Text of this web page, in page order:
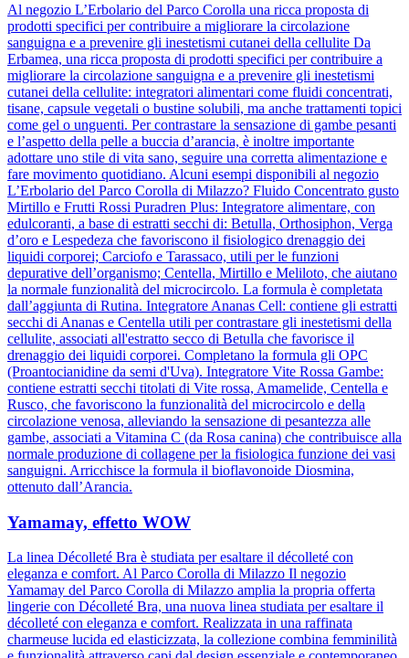
Al negozio L’Erbolario del Parco Corolla una ricca proposta di
prodotti specifici per contribuire a migliorare la circolazione
sanguigna e a prevenire gli inestetismi cutanei della cellulite Da
Erbamea, una ricca proposta di prodotti specifici per contribuire a
migliorare la circolazione sanguigna e a prevenire gli inestetismi
cutanei della cellulite: integratori alimentari come fluidi concentrati,
tisane, capsule vegetali o bustine solubili, ma anche trattamenti topici
come gel o unguenti. Per contrastare la sensazione di gambe pesanti
e l’aspetto della pelle a buccia d’arancia, è inoltre importante
adottare uno stile di vita sano, seguire una corretta alimentazione e
fare movimento quotidiano. Alcuni esempi disponibili al negozio
L’Erbolario del Parco Corolla di Milazzo? Fluido Concentrato gusto
Mirtillo e Frutti Rossi Puradren Plus: Integratore alimentare, con
edulcoranti, a base di estratti secchi di: Betulla, Orthosiphon, Verga
d’oro e Lespedeza che favoriscono il fisiologico drenaggio dei
liquidi corporei; Carciofo e Tarassaco, utili per le funzioni
depurative dell’organismo; Centella, Mirtillo e Meliloto, che aiutano
la normale funzionalità del microcircolo. La formula è completata
dall’aggiunta di Rutina. Integratore Ananas Cell: contiene gli estratti
secchi di Ananas e Centella utili per contrastare gli inestetismi della
cellulite, associati all'estratto secco di Betulla che favorisce il
drenaggio dei liquidi corporei. Completano la formula gli OPC
(Proantocianidine da semi d'Uva). Integratore Vite Rossa Gambe:
contiene estratti secchi titolati di Vite rossa, Amamelide, Centella e
Rusco, che favoriscono la funzionalità del microcircolo e della
circolazione venosa, alleviando la sensazione di pesantezza alle
gambe, associati a Vitamina C (da Rosa canina) che contribuisce alla
normale produzione di collagene per la fisiologica funzione dei vasi
sanguigni. Arricchisce la formula il bioflavonoide Diosmina,
ottenuto dall’Arancia.
Yamamay, effetto WOW
La linea Décolleté Bra è studiata per esaltare il décolleté con
eleganza e comfort. Al Parco Corolla di Milazzo Il negozio
Yamamay del Parco Corolla di Milazzo amplia la propria offerta
lingerie con Décolleté Bra, una nuova linea studiata per esaltare il
décolleté con eleganza e comfort. Realizzata in una raffinata
charmeuse lucida ed elasticizzata, la collezione combina femminilità